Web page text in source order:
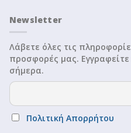
Newsletter
Λάβετε όλες τις
προσφορές μας.
σήμερα.
Πολιτική Απορρήτου